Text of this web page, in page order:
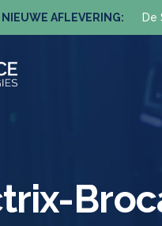
NIEUWE AFLEVERING: De